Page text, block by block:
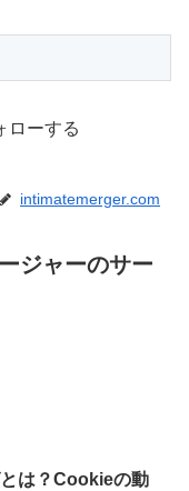
ローする
intimatemerger.com
ジャーのサー
とは？Cookieの動